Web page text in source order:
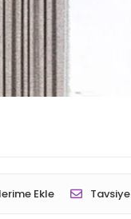
Ekle